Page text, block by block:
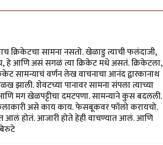
सामना नसतो. खेळाडु त्याची फलंदाजी,
हे आणि असं सगळं त्या क्रिकेट मधे असतं. क्रिकेटला,
सामन्याचं वर्णन लेख वाचनाचा आनंद द्वारकानाथ
झाली. शेवटच्या पानावर सामना संपला त्याच्या
मग खेळपट्टीचा दमटपणा. सामन्याने कुस बदलली.
असे काय काय. फेसबूकवर फॉलो करायचो.
आलं होतं. आजारी होते हेही वाचण्यात आलं. आणि